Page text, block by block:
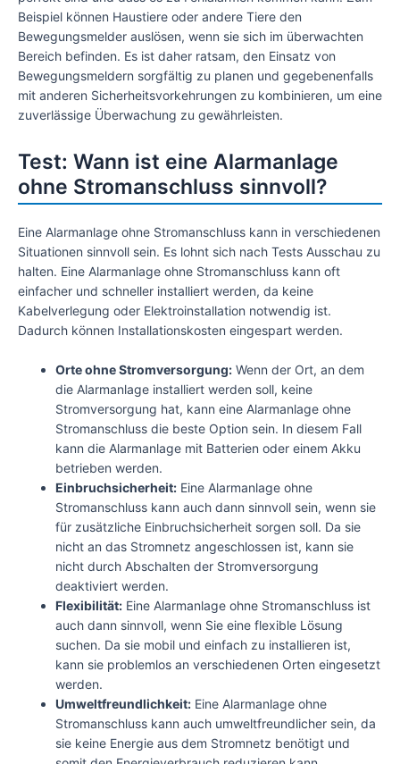
Beispiel können Haustiere oder andere Tiere den
Bewegungsmelder auslösen, wenn sie sich im überwachten
Bereich befinden. Es ist daher ratsam, den Einsatz von
Bewegungsmeldern sorgfältig zu planen und gegebenenfalls
mit anderen Sicherheitsvorkehrungen zu kombinieren, um eine
zuverlässige Überwachung zu gewährleisten.
Test: Wann ist eine Alarmanlage
ohne Stromanschluss sinnvoll?
Eine Alarmanlage ohne Stromanschluss kann in verschiedenen
Situationen sinnvoll sein. Es lohnt sich nach Tests Ausschau zu
halten. Eine Alarmanlage ohne Stromanschluss kann oft
einfacher und schneller installiert werden, da keine
Kabelverlegung oder Elektroinstallation notwendig ist.
Dadurch können Installationskosten eingespart werden.
Orte ohne Stromversorgung: Wenn der Ort, an dem
die Alarmanlage installiert werden soll, keine
Stromversorgung hat, kann eine Alarmanlage ohne
Stromanschluss die beste Option sein. In diesem Fall
kann die Alarmanlage mit Batterien oder einem Akku
betrieben werden.
Einbruchsicherheit: Eine Alarmanlage ohne
Stromanschluss kann auch dann sinnvoll sein, wenn sie
für zusätzliche Einbruchsicherheit sorgen soll. Da sie
nicht an das Stromnetz angeschlossen ist, kann sie
nicht durch Abschalten der Stromversorgung
deaktiviert werden.
Flexibilität: Eine Alarmanlage ohne Stromanschluss ist
auch dann sinnvoll, wenn Sie eine flexible Lösung
suchen. Da sie mobil und einfach zu installieren ist,
kann sie problemlos an verschiedenen Orten eingesetzt
werden.
Umweltfreundlichkeit: Eine Alarmanlage ohne
Stromanschluss kann auch umweltfreundlicher sein, da
sie keine Energie aus dem Stromnetz benötigt und